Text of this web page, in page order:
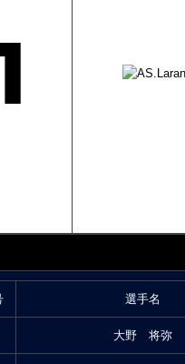
選手名
大野 将弥